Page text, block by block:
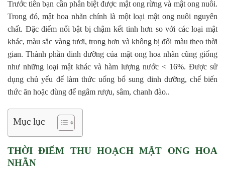
Trước tiên bạn cần phân biệt được mật ong rừng và mật ong nuôi.
Trong đó, mật hoa nhãn chính là một loại mật ong nuôi nguyên
chất. Đặc điểm nổi bật bị chậm kết tinh hơn so với các loại mật
khác, màu sắc vàng tươi, trong hơn và không bị đổi màu theo thời
gian. Thành phần dinh dưỡng của mật ong hoa nhãn cũng giống
như những loại mật khác và hàm lượng nước < 16%. Được sử
dụng chủ yếu để làm thức uống bổ sung dinh dưỡng, chế biến
thức ăn hoặc dùng để ngâm rượu, sâm, chanh đào..
Mục lục
THỜI ĐIỂM THU HOẠCH MẬT ONG HOA
NHÃN